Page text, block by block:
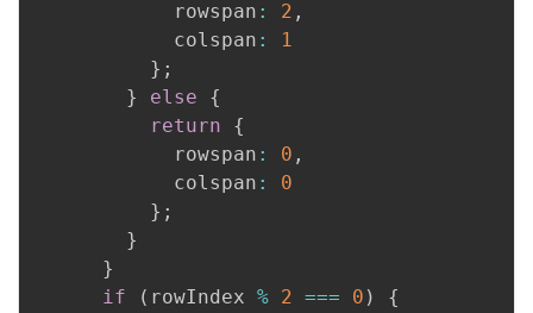
            rowspan
: 2 ,
            colspan
:
1
} ;
}
else
{
return
{
            rowspan
: 0 ,
            colspan
:
0
} ;
}
}
if
( rowIndex % 2 === 0 ) {